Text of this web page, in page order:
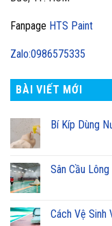
Fanpage HTS Paint
Zalo:0986575335
BÀI VIẾT MỚI
Bí Kíp Dùng
Sân Cầu
Cách Vệ Sinh